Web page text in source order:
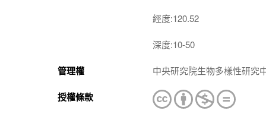
經度:120.52
深度:10-50
管理權 中央研究院生物多樣性研究
授權條款